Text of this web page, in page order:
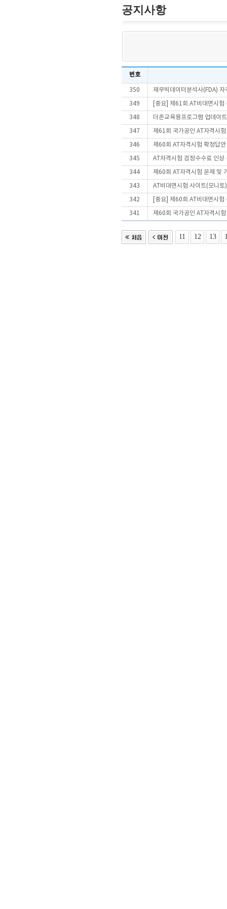
공지사항
번호
350 재무빅데이터분석사(FDA)
349 [중요] 제61회 AT비대면시험
348 더존교육용프로그램 업데이
347 제61회 국가공인 AT자격시
346 제60회 AT자격시험 확정답
345 AT자격시험 검정수수료 인상
344 제60회 AT자격시험 문제 및
343 AT비대면시험 사이트(모니토
342 [중요] 제60회 AT비대면시험
341 제60회 국가공인 AT자격시
11 12 13